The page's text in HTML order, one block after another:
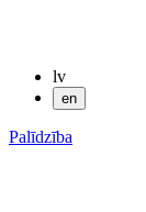
lv
en
Palīdzība